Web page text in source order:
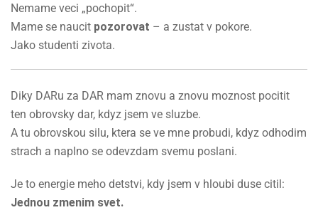
Nemame veci „pochopit“.
Mame se naucit pozorovat – a zustat v pokore.
Jako studenti zivota.
Diky DARu za DAR mam znovu a znovu moznost pocitit
ten obrovsky dar, kdyz jsem ve sluzbe.
A tu obrovskou silu, ktera se ve mne probudi, kdyz odhodim
strach a naplno se odevzdam svemu poslani.
Je to energie meho detstvi, kdy jsem v hloubi duse citil:
Jednou zmenim svet.